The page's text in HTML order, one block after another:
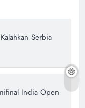
Serbia
India Open